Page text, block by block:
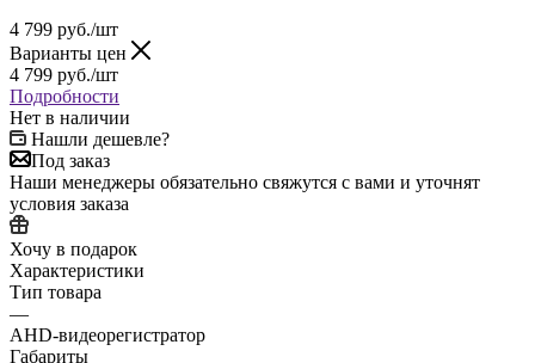
4 799 руб./шт
Варианты цен
4 799 руб./шт
Подробности
Нет в наличии
Нашли дешевле?
Под заказ
Наши менеджеры обязательно свяжутся с вами и уточнят
условия заказа
Хочу в подарок
Характеристики
Тип товара
—
AHD-видеорегистратор
Габариты